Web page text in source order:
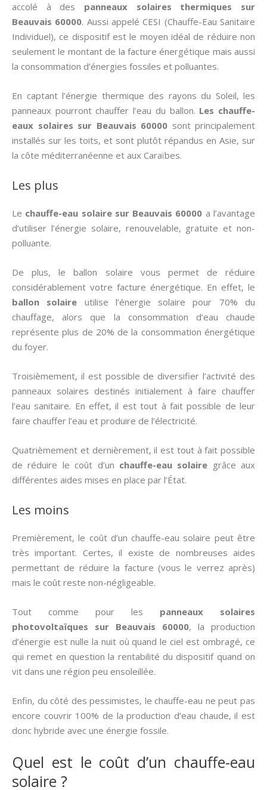
accolé à des panneaux solaires thermiques
sur
Beauvais 60000. Aussi appelé CESI (Chauffe-Eau Sanitaire
Individuel), ce dispositif est le moyen idéal de réduire non
seulement le montant de la facture énergétique mais aussi
la consommation d’énergies fossiles et polluantes.
En captant l’énergie thermique des rayons du Soleil, les
panneaux pourront chauffer l’eau du ballon. Les chauffe-
eaux solaires sur Beauvais 60000 sont principalement
installés sur les toits, et sont plutôt répandus en Asie, sur
la côte méditerranéenne et aux Caraïbes.
Les plus
Le chauffe-eau solaire sur Beauvais 60000 a l’avantage
d’utiliser l’énergie solaire, renouvelable, gratuite et non-
polluante.
De plus, le ballon solaire vous permet de réduire
considérablement votre facture énergétique. En effet, le
ballon solaire utilise l’énergie solaire pour 70% du
chauffage, alors que la consommation d’eau chaude
représente plus de 20% de la consommation énergétique
du foyer.
Troisièmement, il est possible de diversifier l’activité des
panneaux solaires destinés initialement à faire chauffer
l’eau sanitaire. En effet, il est tout à fait possible de leur
faire chauffer l’eau et produire de l’électricité.
Quatrièmement et dernièrement, il est tout à fait possible
de réduire le coût d’un chauffe-eau solaire grâce aux
différentes aides mises en place par l’État.
Les moins
Premièrement, le coût d’un chauffe-eau solaire peut être
très important. Certes, il existe de nombreuses aides
permettant de réduire la facture (vous le verrez après)
mais le coût reste non-négligeable.
Tout comme pour les panneaux solaires
photovoltaïques sur Beauvais 60000, la production
d’énergie est nulle la nuit où quand le ciel est ombragé, ce
qui remet en question la rentabilité du dispositif quand on
vit dans une région peu ensoleillée.
Enfin, du côté des pessimistes, le chauffe-eau ne peut pas
encore couvrir 100% de la production d’eau chaude, il est
donc hybride avec une énergie fossile.
Quel est le coût d’un chauffe-eau
solaire ?